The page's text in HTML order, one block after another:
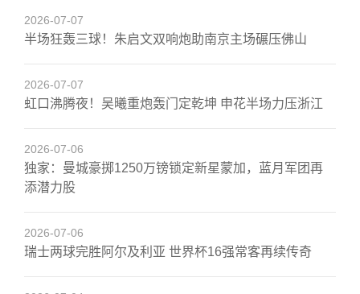
2026-07-07
半场狂轰三球！朱启文双响炮助南京主场碾压佛山
2026-07-07
虹口沸腾夜！吴曦重炮轰门定乾坤 申花半场力压浙江
2026-07-06
独家：曼城豪掷1250万镑锁定新星蒙加，蓝月军团再
添潜力股
2026-07-06
瑞士两球完胜阿尔及利亚 世界杯16强常客再续传奇